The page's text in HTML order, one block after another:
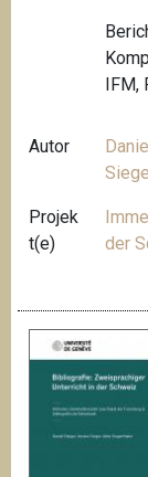
Autor
Projek
t(e)
der